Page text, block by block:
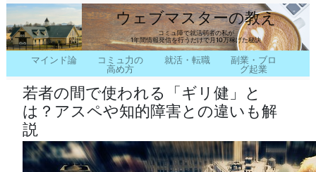
ウェブマスターの教え
コミュ障で就活弱者の私が
1年間情報発信を行うだけで月10万稼げた秘訣
マインド論
コミュ力の
高め方
就活・転職
副業・ブロ
グ起業
若者の間で使われる「ギリ健」と
は？アスペや知的障害との違いも解
説